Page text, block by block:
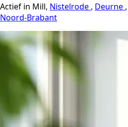
Actief in Mill, Nistelrode , Deurne ,
Noord-Brabant